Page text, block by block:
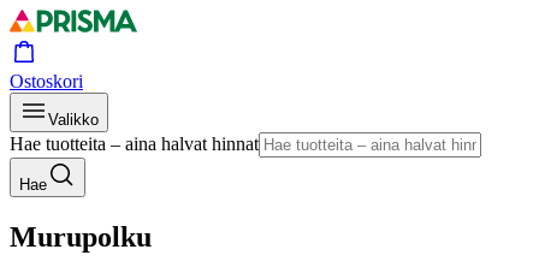
Ostoskori
Valikko
Hae tuotteita – aina halvat hinnat
Hae
Murupolku